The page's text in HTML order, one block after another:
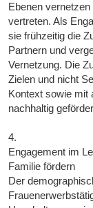
Ebenen
vertreten. Als
sie frühzeitig die
Partnern und
Vernetzung. Die
Zielen und nicht
Kontext sowie mit
nachhaltig
4.
Engagement im
Familie fördern
Der